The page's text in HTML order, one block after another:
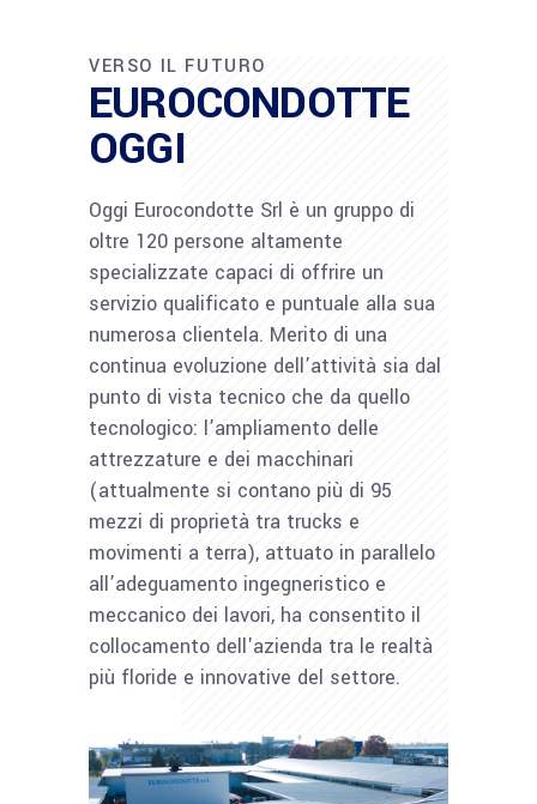
VERSO IL FUTURO
EUROCONDOTTE
OGGI
Oggi Eurocondotte Srl è un gruppo di
oltre 120 persone altamente
specializzate capaci di offrire un
servizio qualificato e puntuale alla sua
numerosa clientela. Merito di una
continua evoluzione dell’attività sia dal
punto di vista tecnico che da quello
tecnologico: l’ampliamento delle
attrezzature e dei macchinari
(attualmente si contano più di 95
mezzi di proprietà tra trucks e
movimenti a terra), attuato in parallelo
all’adeguamento ingegneristico e
meccanico dei lavori, ha consentito il
collocamento dell'azienda tra le realtà
più floride e innovative del settore.